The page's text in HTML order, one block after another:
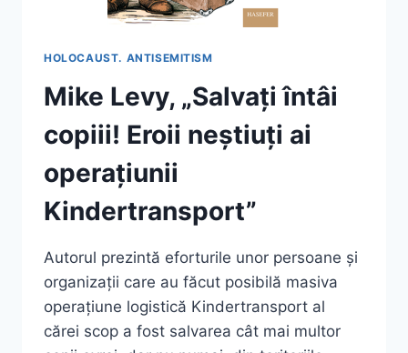
HOLOCAUST. ANTISEMITISM
Mike Levy, „Salvați întâi
copiii! Eroii neștiuți ai
operațiunii
Kindertransport”
Autorul prezintă eforturile unor persoane și
organizații care au făcut posibilă masiva
operațiune logistică Kindertransport al
cărei scop a fost salvarea cât mai multor